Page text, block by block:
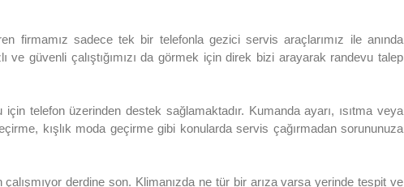
firmamız sadece tek bir telefonla gezici servis araçlarımız ile anında
ve güvenli çalıştığımızı da görmek için direk bizi arayarak randevu talep
için telefon üzerinden destek sağlamaktadır. Kumanda ayarı, ısıtma veya
kışlık moda geçirme gibi konularda servis çağırmadan sorununuza
derdine son. Klimanızda ne tür bir arıza varsa yerinde tespit ve